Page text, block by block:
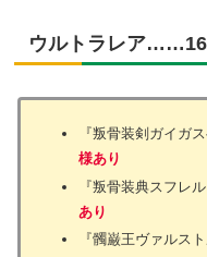
ウルトラレア
『叛骨装剣ガイガ
様あり
『叛骨装典スフレ
あり
『髑巌王ヴァルス